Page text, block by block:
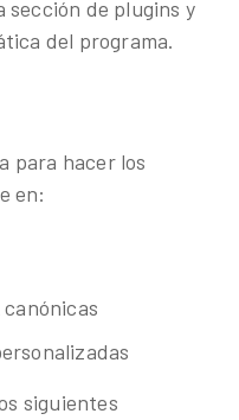
sección de plugins y
del programa.
para hacer los
en:
siguientes